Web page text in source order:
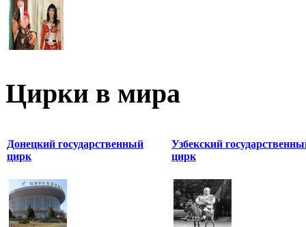
Цирки в мира
Донецкий государственный
цирк
Узбекский
цирк